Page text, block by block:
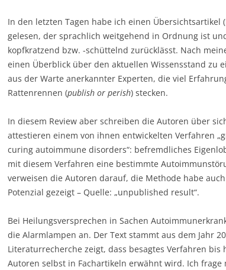
In den letzten Tagen habe ich einen Übersichtsartikel
gelesen, der sprachlich weitgehend in Ordnung ist
kopfkratzend bzw. -schüttelnd zurücklässt. Nach
einen Überblick über den aktuellen Wissensstand zu
aus der Warte anerkannter Experten, die viel
Rattenrennen (publish or perish) stecken.
In diesem Review aber schreiben die Autoren über
attestieren einem von ihnen entwickelten Verfahren
curing autoimmune disorders“: befremdliches
mit diesem Verfahren eine bestimmte
verweisen die Autoren darauf, die Methode habe
Potenzial gezeigt – Quelle: „unpublished result“.
Bei Heilungsversprechen in Sachen
die Alarmlampen an. Der Text stammt aus dem Jahr
Literaturrecherche zeigt, dass besagtes Verfahren
Autoren selbst in Fachartikeln erwähnt wird. Ich